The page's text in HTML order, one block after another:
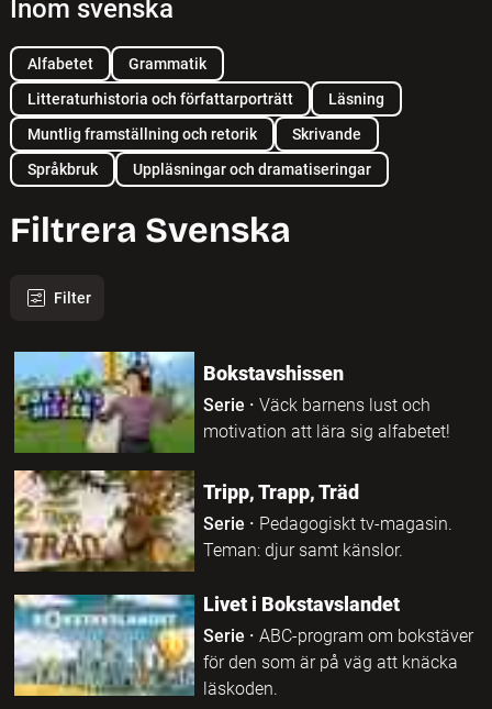
Inom svenska
Alfabetet
Grammatik
Litteraturhistoria och författarporträtt
Läsning
Muntlig framställning och retorik
Skrivande
Språkbruk
Uppläsningar och dramatiseringar
Filtrera Svenska
Filter
1077 program hittades
Bokstavshissen
Serie · Väck barnens lust och
motivation att lära sig alfabetet!
Tripp, Trapp, Träd
Serie · Pedagogiskt tv-magasin.
Teman: djur samt känslor.
Livet i Bokstavslandet
Serie · ABC-program om bokstäver
för den som är på väg att knäcka
läskoden.